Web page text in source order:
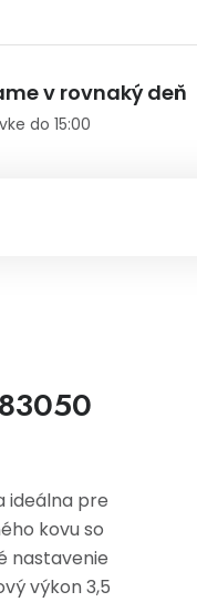
v rovnaký deň
do 15:00
ideálna pre
kovu so
nastavenie
výkon 3,5